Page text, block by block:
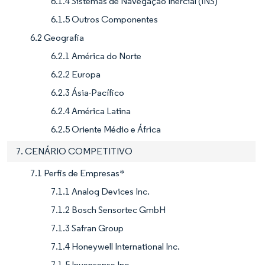
6.1.5 Outros Componentes
6.2 Geografia
6.2.1 América do Norte
6.2.2 Europa
6.2.3 Ásia-Pacífico
6.2.4 América Latina
6.2.5 Oriente Médio e África
7. CENÁRIO COMPETITIVO
7.1 Perfis de Empresas*
7.1.1 Analog Devices Inc.
7.1.2 Bosch Sensortec GmbH
7.1.3 Safran Group
7.1.4 Honeywell International Inc.